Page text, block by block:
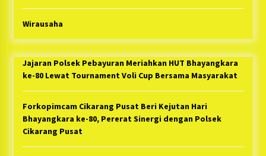
Wirausaha
Jajaran Polsek Pebayuran Meriahkan HUT Bhayangkara
ke-80 Lewat Tournament Voli Cup Bersama Masyarakat
Forkopimcam Cikarang Pusat Beri Kejutan Hari
Bhayangkara ke-80, Pererat Sinergi dengan Polsek
Cikarang Pusat